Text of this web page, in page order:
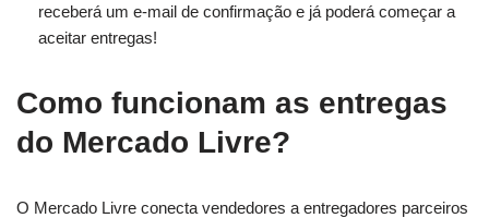
receberá um e-mail de confirmação e já poderá começar a
aceitar entregas!
Como funcionam as entregas
do Mercado Livre?
O Mercado Livre conecta vendedores a entregadores parceiros